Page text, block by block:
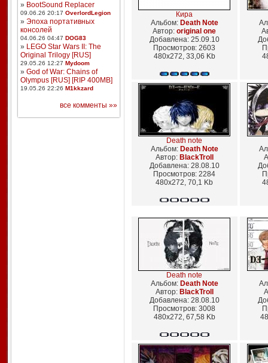
» BootSound Replacer
09.06.26 20:17 OverlordLegion
» Эпоха портативных
консолей
04.06.26 04:47 DOG83
» LEGO Star Wars II: The
Original Trilogy [RUS]
29.05.26 12:27 Mydoom
» God of War: Chains of
Olympus [RUS] [RIP 400MB]
19.05.26 22:26 M1kkzard
все комменты »»
Кира
Альбом: Death Note
Автор: original one
Добавлена: 25.09.10
Просмотров: 2603
480x272, 33,06 Kb
Death note
Альбом: Death Note
Автор: BlackTroll
Добавлена: 28.08.10
Просмотров: 2284
480x272, 70,1 Kb
Death note
Альбом: Death Note
Автор: BlackTroll
Добавлена: 28.08.10
Просмотров: 3008
480x272, 67,58 Kb